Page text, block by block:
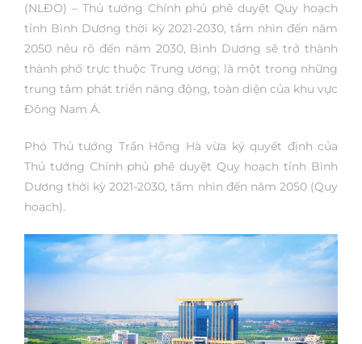
(NLĐO) – Thủ tướng Chính phủ phê duyệt Quy hoạch
tỉnh Bình Dương thời kỳ 2021-2030, tầm nhìn đến năm
2050 nêu rõ đến năm 2030, Bình Dương sẽ trở thành
thành phố trực thuộc Trung ương; là một trong những
trung tâm phát triển năng động, toàn diện của khu vực
Đông Nam Á.
Phó Thủ tướng Trần Hồng Hà vừa ký quyết định của
Thủ tướng Chính phủ phê duyệt Quy hoạch tỉnh Bình
Dương thời kỳ 2021-2030, tầm nhìn đến năm 2050 (Quy
hoạch).